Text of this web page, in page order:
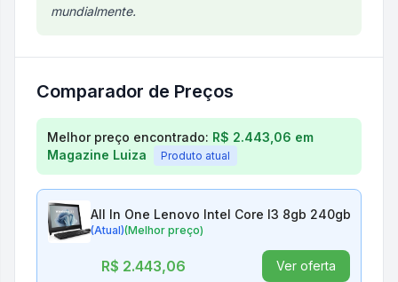
mundialmente.
Comparador de Preços
Comparação de preços para All In One Lenovo
Melhor preço encontrado: R$ 2.443,06 em
Magazine Luiza
Produto atual
All In One Lenovo Intel Core I3 8gb 240gb Ssd
(Atual)(Melhor preço)
R$ 2.443,06 Ver oferta